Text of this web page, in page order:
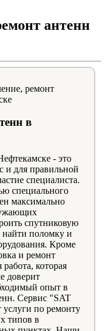
антенн
в
- это
и для правильной
специалиста.
специального
максимально
спутниковую
поломку и
Кроме
и ремонт
которая
доверит
опыт в
Сервис "SAT
услуги по ремонту
типов в